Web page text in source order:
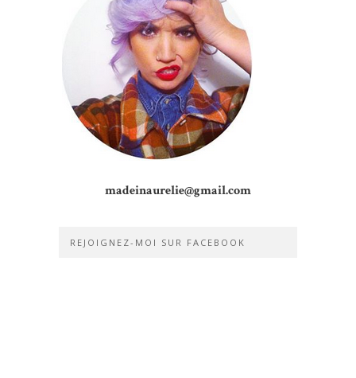
madeinaurelie@gmail.com
REJOIGNEZ-MOI SUR FACEBOOK